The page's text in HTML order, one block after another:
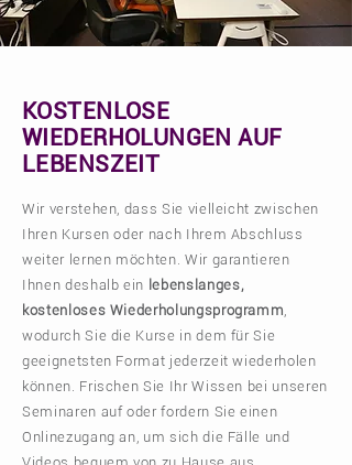
KOSTENLOSE
WIEDERHOLUNGEN AUF
LEBENSZEIT
Wir verstehen, dass Sie vielleicht zwischen
Ihren Kursen oder nach Ihrem Abschluss
weiter lernen möchten. Wir garantieren
Ihnen deshalb ein lebenslanges,
kostenloses Wiederholungsprogramm,
wodurch Sie die Kurse in dem für Sie
geeignetsten Format jederzeit wiederholen
können. Frischen Sie Ihr Wissen bei unseren
Seminaren auf oder fordern Sie einen
Onlinezugang an, um sich die Fälle und